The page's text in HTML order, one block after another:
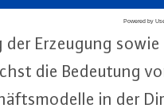
Si­cher­heit
der Erzeugung
die Bedeutung
in der